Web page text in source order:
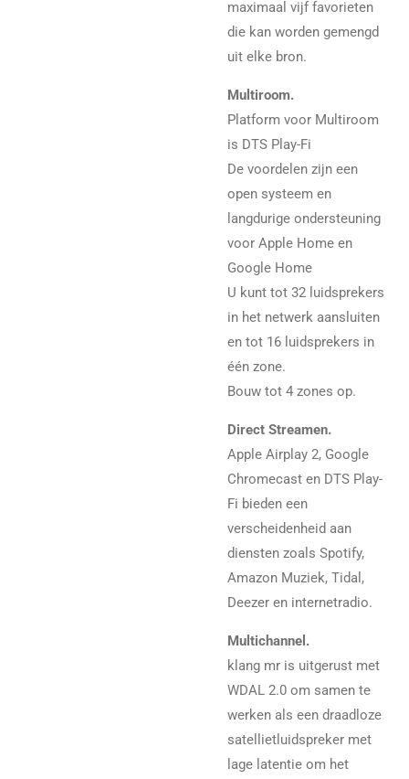
maximaal vijf favorieten
die kan worden gemengd
uit elke bron.
Multiroom.
Platform voor Multiroom
is DTS Play-Fi
De voordelen zijn een
open systeem en
langdurige ondersteuning
voor Apple Home en
Google Home
U kunt tot 32 luidsprekers
in het netwerk aansluiten
en tot 16 luidsprekers in
één zone.
Bouw tot 4 zones op.
Direct Streamen.
Apple Airplay 2, Google
Chromecast en DTS Play-
Fi bieden een
verscheidenheid aan
diensten zoals Spotify,
Amazon Muziek, Tidal,
Deezer en internetradio.
Multichannel.
klang mr is uitgerust met
WDAL 2.0 om samen te
werken als een draadloze
satellietluidspreker met
lage latentie om het